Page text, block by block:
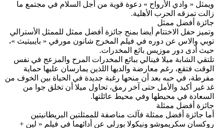
ويمثل « وادي الأرواح » دعوة قوية من أجل السلام في مجتمع ما
زالت تمزقه الحرب الأهلية.
جائزة أفضل ممثل
وتميز حفل الاختتام أيضا بمنح جائزة أفضل ممثل للممثل الأسترالي
توبي والاس عن دوره في فيلم المخرج شانون مورفي « بايبيتيث »،
حيث أدى دور موزيس بائع المخدرات.
تلتقي الشابة ميلا فينالي ببائع المخدرات المرح والمزعج في نفس
الوقت فتقع، رغم معارضة والديها اللذين يمارسان عليها حماية
مفرطة، في حبه بعد أن منحها رغبة جديدة في الحياة بين الخوف من
غد غير أكيد والأمل حتى آخر رمق، تحاول ميلا أن تخلق جوا من
السعادة في محيطها وفي محيط عائلتها.
جائزة أفضل ممثلة
أما جائزة أفضل ممثلة فآلت مناصفة للممثلتين البريطانيتين
روكسان سكريموشو ونيكولا بورلي عن أدائهما في فيلم « لين +